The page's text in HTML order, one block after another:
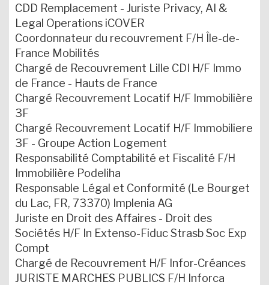
CDD Remplacement - Juriste Privacy, AI &
Legal Operations iCOVER
Coordonnateur du recouvrement F/H Île-de-
France Mobilités
Chargé de Recouvrement Lille CDI H/F Immo
de France - Hauts de France
Chargé Recouvrement Locatif H/F Immobilière
3F
Chargé Recouvrement Locatif H/F Immobiliere
3F - Groupe Action Logement
Responsabilité Comptabilité et Fiscalité F/H
Immobilière Podeliha
Responsable Légal et Conformité (Le Bourget
du Lac, FR, 73370) Implenia AG
Juriste en Droit des Affaires - Droit des
Sociétés H/F In Extenso-Fiduc Strasb Soc Exp
Compt
Chargé de Recouvrement H/F Infor-Créances
JURISTE MARCHES PUBLICS F/H Inforca